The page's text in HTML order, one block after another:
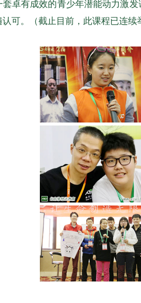
卓有成效的青少年潜能动力激
可。（截止目前，此课程已连续